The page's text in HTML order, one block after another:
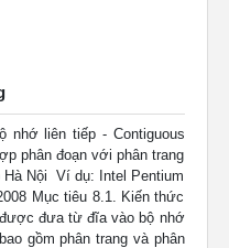
nhớ liên tiếp - Contiguous
phân đoạn với phân trang
Nội  Ví dụ: Intel Pentium
Mục tiêu 8.1. Kiến thức
được đưa từ đĩa vào bộ nhớ
gồm phân trang và phân